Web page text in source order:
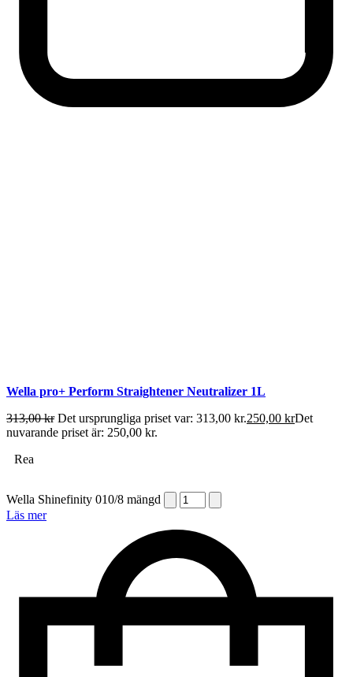
Wella pro+ Perform Straightener Neutralizer 1L
313,00kr Det ursprungliga priset var: 313,00 kr.250,00 krDet
nuvarande priset är: 250,00 kr.
Rea
Wella Shinefinity 010/8 mängd
Läs mer